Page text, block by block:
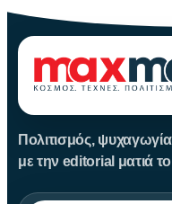
Πολιτισμός,
με την editorial ματιά